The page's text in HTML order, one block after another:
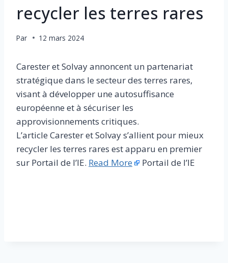
recycler les terres rares
Par 12 mars 2024
Carester et Solvay annoncent un partenariat
stratégique dans le secteur des terres rares,
visant à développer une autosuffisance
européenne et à sécuriser les
approvisionnements critiques.
L’article Carester et Solvay s’allient pour mieux
recycler les terres rares est apparu en premier
sur Portail de l’IE. Read More Portail de l’IE